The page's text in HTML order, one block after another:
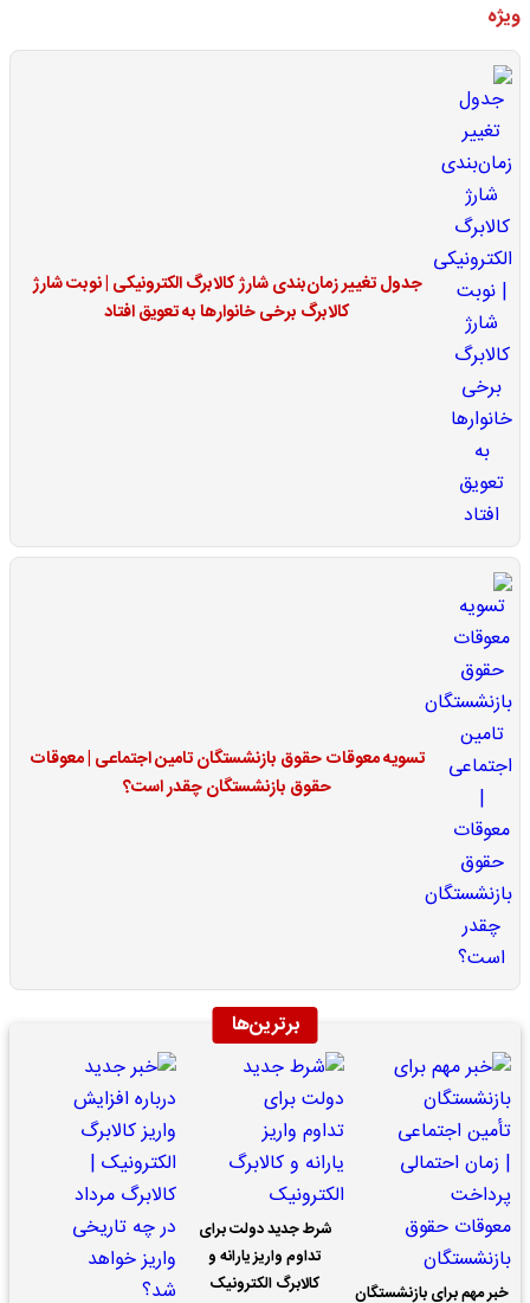
ویژه
جدول تغییر زمان‌بندی شارژ کالابرگ الکترونیکی | نوبت شارژ
کالابرگ برخی خانوارها به تعویق افتاد
تسویه معوقات حقوق بازنشستگان تامین اجتماعی | معوقات
حقوق بازنشستگان چقدر است؟
برترین‌ها
خبر مهم برای بازنشستگان
شرط جدید دولت برای
تداوم واریز یارانه و
کالابرگ الکترونیک